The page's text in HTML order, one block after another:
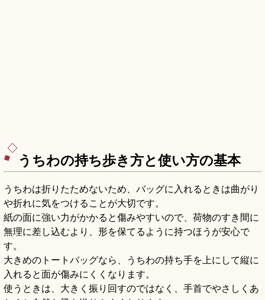
うちわの持ち歩き方と使い方の基本
うちわは折りたためないため、バッグに入れるときは曲がり
や折れに気をつけることが大切です。
紙の面に強い力がかかると傷みやすいので、荷物のすき間に
無理に差し込むより、形を保てるように持つほうが安心で
す。
大きめのトートバッグなら、うちわの持ち手を上にして縦に
入れると面が傷みにくくなります。
使うときは、大きく振り回すのではなく、手首でやさしくあ